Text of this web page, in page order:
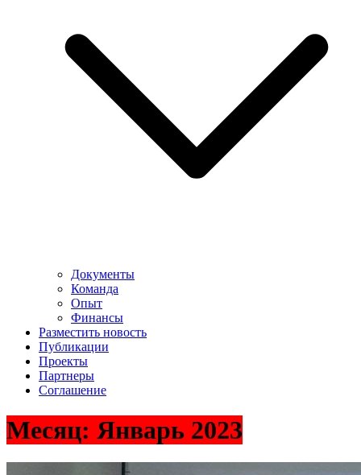
Документы
Команда
Опыт
Финансы
Разместить новость
Публикации
Проекты
Партнеры
Соглашение
Месяц: Январь 2023